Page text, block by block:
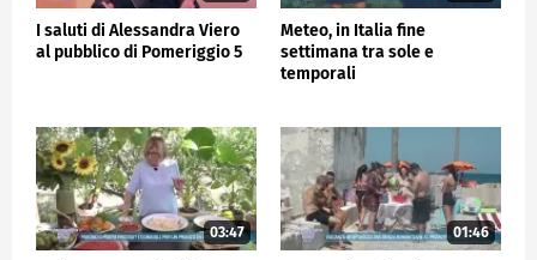
I saluti di Alessandra Viero
al pubblico di Pomeriggio 5
Meteo, in Italia fine
settimana tra sole e
temporali
03:47 01:46